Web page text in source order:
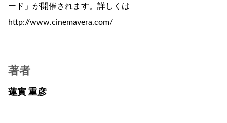
ード」が開催されます。詳しくは
http://www.cinemavera.com/
著者
蓮實 重彦